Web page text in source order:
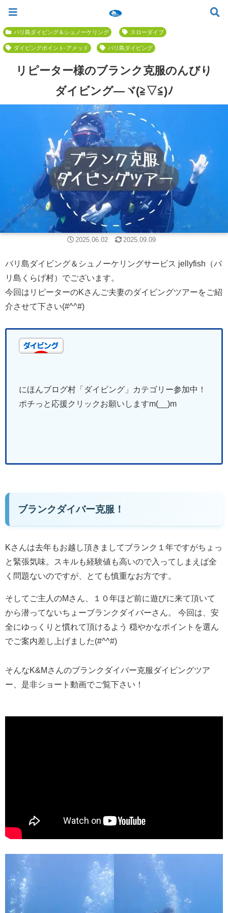
バリ島でいちばん優しい初心者専門 ≫
バリ島ダイビング＆シュノーケリング スローダイブ
ダイビングポイント-アメッド バリ島ダイビング
リピーター様のブランク克服のんびり
ダイビング―ヾ(≧▽≦)ﾉ
2025.06.02 2025.09.09
バリ島ダイビング＆シュノーケリングサービス jellyfish（バ
リ島くらげ村）でございます。
今回はリピーターのKさんご夫妻のダイビングツアーをご紹
介させて下さい(#^^#)
にほんブログ村「ダイビング 」
カテゴリー参加中！
ポチっと応援クリックお願いしますm(__)m
ブランクダイバー克服！
Kさんは去年もお越し頂きましてブランク１年ですがちょっ
と緊張気味。スキルも経験値も高いので入ってしまえば全
く問題ないのですが、とても慎重なお方です。
そしてご主人のMさん、１０年ほど前に遊びに来て頂いて
から潜ってないちょーブランクダイバーさん。 今回は、安
全にゆっくりと慣れて頂けるよう 穏やかなポイントを選ん
でご案内差し上げました(#^^#)
そんなK&Mさんのブランクダイバー克服ダイビングツア
ー、是非ショート動画でご覧下さい！